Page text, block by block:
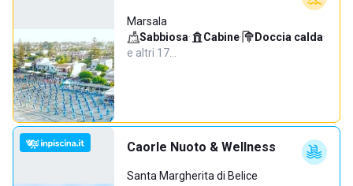
Marsala
Sabbiosa· Cabine· Doccia calda·
e altri 17…
Caorle Nuoto & Wellness
Santa Margherita di Belice